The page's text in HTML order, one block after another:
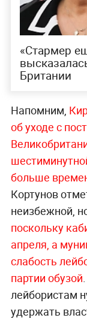
«Стармер
Британии
Напомним,
об уходе с
больше
Кортунов
неизбежной,
поскольку
апреля, а
слабость
партии обузой
лейбористам
удержать